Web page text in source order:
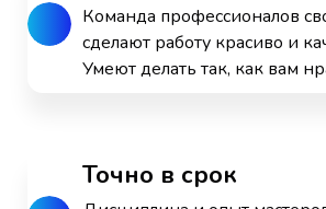
Команда профессионалов
сделают работу красиво и
Умеют делать так, как вам
Точно в срок